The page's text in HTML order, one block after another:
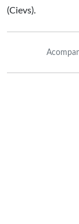
(Cievs).